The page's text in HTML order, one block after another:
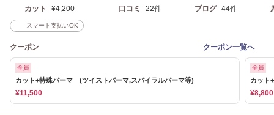
カット ¥4,200 口コミ 22件 ブログ 44件
スマート支払いOK
クーポン クーポン一覧へ
全員
カット+特殊パーマ (ツイストパーマ,スパイラルパーマ等)
¥11,500
全員
カット
¥8,800